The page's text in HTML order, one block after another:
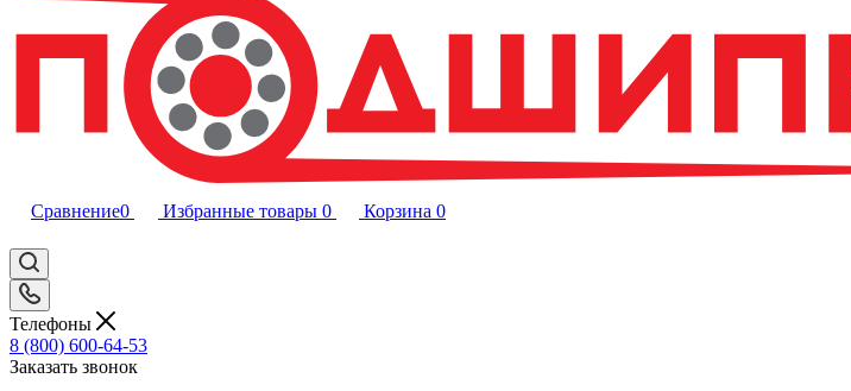
Сравнение0 Избранные товары 0 Корзина 0
Телефоны
8 (800) 600-64-53
Заказать звонок